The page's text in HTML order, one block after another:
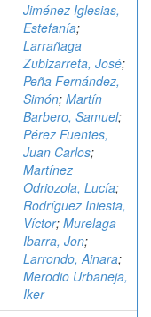
Jiménez Iglesias,
Estefanía;
Larrañaga
Zubizarreta, José;
Peña Fernández,
Simón; Martín
Barbero, Samuel;
Pérez Fuentes,
Juan Carlos;
Martínez
Odriozola, Lucía;
Rodríguez Iniesta,
Víctor; Murelaga
Ibarra, Jon;
Larrondo, Ainara;
Merodio Urbaneja,
Iker